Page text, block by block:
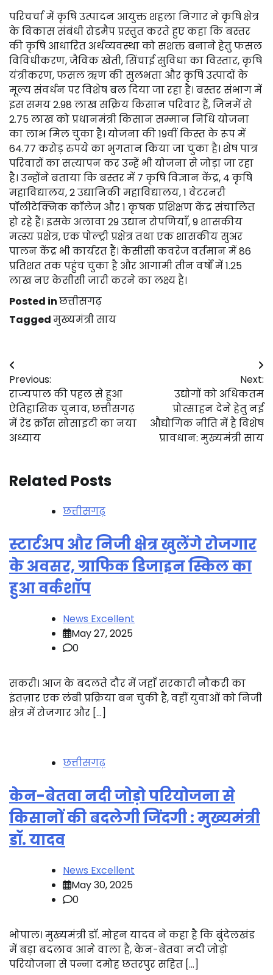
परिचर्चा में कृषि उत्पादन आयुक्त शहला निगार ने कृषि क्षेत्र
के विकास संबंधी रोडमैप प्रस्तुत करते हुए कहा कि बस्तर
की कृषि आधारित अर्थव्यवस्था को सशक्त बनाने हेतु फसल
विविधीकरण, जैविक खेती, सिंचाई सुविधा का विस्तार, कृषि
यंत्रीकरण, फसल ऋण की सुलभता और कृषि उत्पादों के
मूल्य संवर्धन पर विशेष बल दिया जा रहा है। बस्तर संभाग में
इस समय 2.98 लाख सक्रिय किसान परिवार हैं, जिनमें से
2.75 लाख को प्रधानमंत्री किसान सम्मान निधि योजना
का लाभ मिल चुका है। योजना की 19वीं किस्त के रूप में
64.77 करोड़ रुपये का भुगतान किया जा चुका है। शेष पात्र
परिवारों का सत्यापन कर उन्हें भी योजना से जोड़ा जा रहा
है। उन्होंने बताया कि बस्तर में 7 कृषि विज्ञान केंद्र, 4 कृषि
महाविद्यालय, 2 उद्यानिकी महाविद्यालय, 1 वेटरनरी
पॉलीटेक्निक कॉलेज और 1 कृषक प्रशिक्षण केंद्र संचालित
हो रहे हैं। इसके अलावा 29 उद्यान रोपणियाँ, 9 शासकीय
मत्स्य प्रक्षेत्र, एक पोल्ट्री प्रक्षेत्र तथा एक शासकीय सुअर
पालन केंद्र भी कार्यरत हैं। केसीसी कवरेज वर्तमान में 86
प्रतिशत तक पहुंच चुका है और आगामी तीन वर्षों में 1.25
लाख नए केसीसी जारी करने का लक्ष्य है।
Posted inछत्तीसगढ़
Taggedमुख्यमंत्री साय
Post
navigation
Previous:
राज्यपाल की पहल से हुआ
ऐतिहासिक चुनाव, छत्तीसगढ़
में रेड क्रॉस सोसाइटी का नया
अध्याय
Next:
उद्योगों को अधिकतम
प्रोत्साहन देने हेतु नई
औद्योगिक नीति में है विशेष
प्रावधान: मुख्यमंत्री साय
Related Posts
छत्तीसगढ़
स्टार्टअप और निजी क्षेत्र खुलेंगे रोजगार
के अवसर, ग्राफिक डिजाइन स्किल का
हुआ वर्कशॉप
News Excellent
May 27, 2025
0
सकरी। आज के बदलते दौर में जहाँ सरकारी नौकरी का
इंतज़ार एक लंबी प्रक्रिया बन चुकी है, वहीं युवाओं को निजी
क्षेत्र में रोजगार और […]
छत्तीसगढ़
केन-बेतवा नदी जोड़ो परियोजना से
किसानों की बदलेगी जिंदगी : मुख्यमंत्री
डॉ. यादव
News Excellent
May 30, 2025
0
भोपाल। मुख्यमंत्री डॉ. मोहन यादव ने कहा है कि बुंदेलखंड
में बड़ा बदलाव आने वाला है, केन-बेतवा नदी जोड़ो
परियोजना से पन्ना दमोह छतरपुर सहित […]